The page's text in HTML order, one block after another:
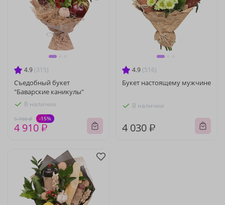
4.9 (315)
Съедобный букет
"Баварские каникулы"
В наличии
5 780 ₽ -15%
4 910 ₽
4.9 (516)
Букет настоящему мужчине
В наличии
4 030 ₽